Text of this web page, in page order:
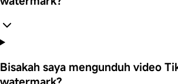
Bisakah saya mengunduh video